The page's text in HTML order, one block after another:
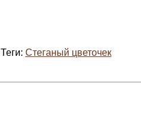
Теги: Стеганый цветочек